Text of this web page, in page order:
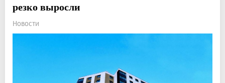
резко выросли
Новости